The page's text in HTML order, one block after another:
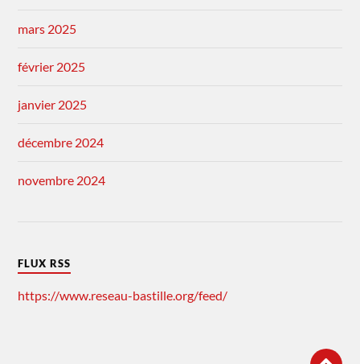
mars 2025
février 2025
janvier 2025
décembre 2024
novembre 2024
FLUX RSS
https://www.reseau-bastille.org/feed/